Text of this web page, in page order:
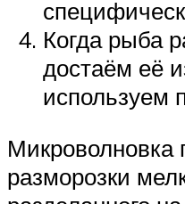
Когда рыба
достаём её
используем
Микроволновка
разморозки